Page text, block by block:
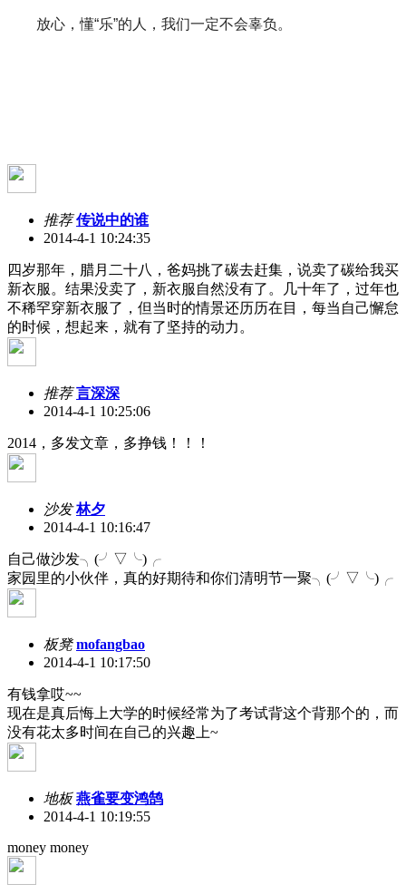
放心，懂“乐”的人，我们一定不会辜负。
推荐传说中的谁
2014-4-1 10:24:35
四岁那年，腊月二十八，爸妈挑了碳去赶集，说卖了碳给我买
新衣服。结果没卖了，新衣服自然没有了。几十年了，过年也
不稀罕穿新衣服了，但当时的情景还历历在目，每当自己懈怠
的时候，想起来，就有了坚持的动力。
推荐言深深
2014-4-1 10:25:06
2014，多发文章，多挣钱！！！
沙发 林夕
2014-4-1 10:16:47
自己做沙发╮(╯▽╰)╭
家园里的小伙伴，真的好期待和你们清明节一聚╮(╯▽╰)╭
板凳 mofangbao
2014-4-1 10:17:50
有钱拿哎~~
现在是真后悔上大学的时候经常为了考试背这个背那个的，而
没有花太多时间在自己的兴趣上~
地板 燕雀要变鸿鹄
2014-4-1 10:19:55
money money